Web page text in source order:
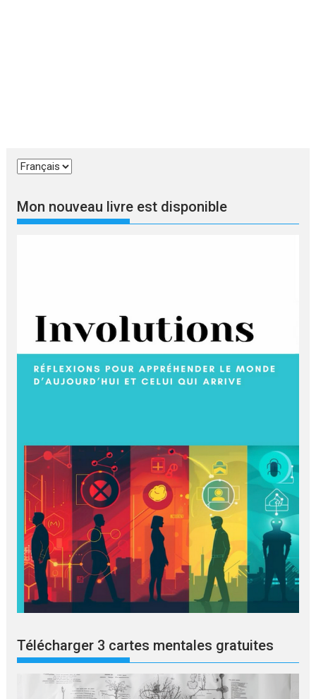
Choisir
langue
Mon nouveau livre est disponible
Télécharger 3 cartes mentales gratuites